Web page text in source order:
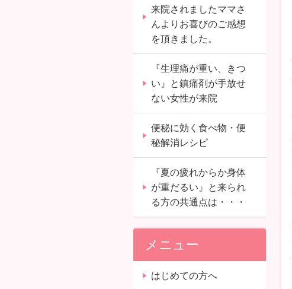
来院されましたママさ
んよりお喜びのご感想
を頂きました。
『生理痛が重い、きつ
い』と鎮痛剤が手放せ
ない女性が来院
便秘に効く食べ物・便
秘解消レシピ
『夏の疲れからか身体
が重だるい』と来られ
る方の共通点は・・・
メニュー
はじめての方へ